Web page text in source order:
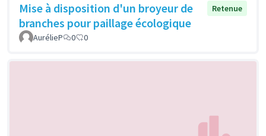
Mise à disposition d'un broyeur de
branches pour paillage écologique
Retenue
AurélieP 0 0